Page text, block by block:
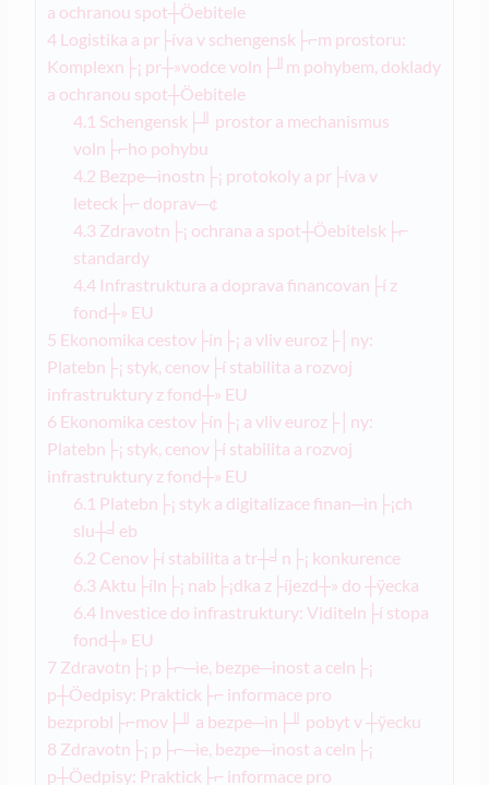
a ochranou spot┼Öebitele
4 Logistika a pr├íva v schengensk├⌐m prostoru:
Komplexn├¡ pr┼»vodce voln├╜m pohybem, doklady
a ochranou spot┼Öebitele
4.1 Schengensk├╜ prostor a mechanismus
voln├⌐ho pohybu
4.2 Bezpe─ìnostn├¡ protokoly a pr├íva v
leteck├⌐ doprav─¢
4.3 Zdravotn├¡ ochrana a spot┼Öebitelsk├⌐
standardy
4.4 Infrastruktura a doprava financovan├í z
fond┼» EU
5 Ekonomika cestov├ín├¡ a vliv euroz├│ny:
Platebn├¡ styk, cenov├í stabilita a rozvoj
infrastruktury z fond┼» EU
6 Ekonomika cestov├ín├¡ a vliv euroz├│ny:
Platebn├¡ styk, cenov├í stabilita a rozvoj
infrastruktury z fond┼» EU
6.1 Platebn├¡ styk a digitalizace finan─ìn├¡ch
slu┼╛eb
6.2 Cenov├í stabilita a tr┼╛n├¡ konkurence
6.3 Aktu├íln├¡ nab├¡dka z├íjezd┼» do ┼ÿecka
6.4 Investice do infrastruktury: Viditeln├í stopa
fond┼» EU
7 Zdravotn├¡ p├⌐─ìe, bezpe─ìnost a celn├¡
p┼Öedpisy: Praktick├⌐ informace pro
bezprobl├⌐mov├╜ a bezpe─ìn├╜ pobyt v ┼ÿecku
8 Zdravotn├¡ p├⌐─ìe, bezpe─ìnost a celn├¡
p┼Öedpisy: Praktick├⌐ informace pro